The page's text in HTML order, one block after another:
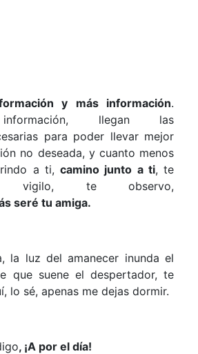
y más información.
llegan las
para poder llevar mejor
no deseada, y cuanto menos
a ti,camino junto a ti, te
vigilo, te observo,
seré tu amiga.
la luz del amanecer inunda el
que suene el despertador, te
lo sé, apenas me dejas dormir.
, ¡A por el día!